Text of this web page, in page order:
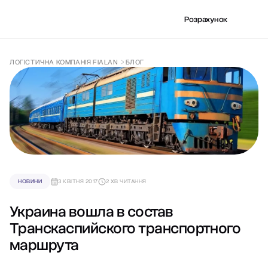
Розрахунок
ЛОГІСТИЧНА КОМПАНІЯ FIALAN БЛОГ
НОВИНИ 3 КВІТНЯ 2017 2 ХВ ЧИТАННЯ
Украина вошла в состав
Транскаспийского транспортного
маршрута